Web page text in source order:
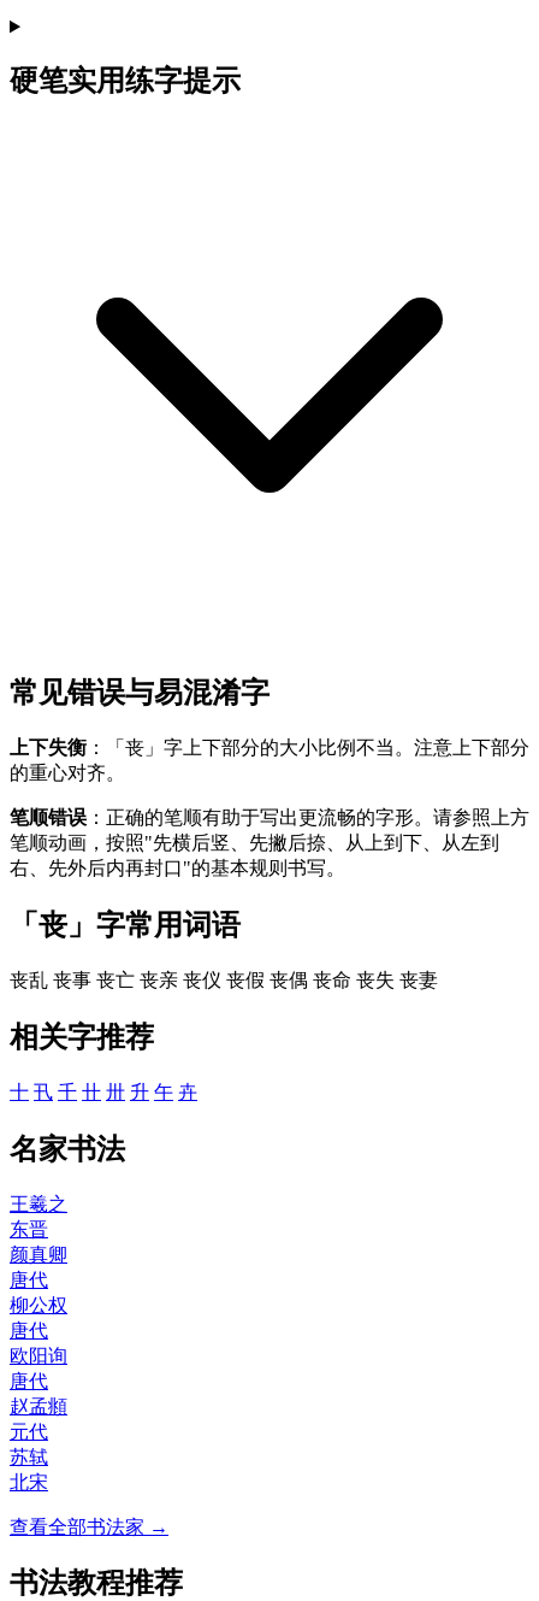
硬笔实用练字提示
常见错误与易混淆字
上下失衡 ：「丧」字上下部分的大小比例不当。注意上下部分
的重心对齐。
笔顺错误 ：正确的笔顺有助于写出更流畅的字形。请参照上方
笔顺动画，按照"先横后竖、先撇后捺、从上到下、从左到
右、先外后内再封口"的基本规则书写。
「丧」字常用词语
丧乱 丧事 丧亡 丧亲 丧仪 丧假 丧偶 丧命 丧失 丧妻
相关字推荐
十 卂 千 卄 卅 升 午 卉
名家书法
王羲之
东晋
颜真卿
唐代
柳公权
唐代
欧阳询
唐代
赵孟頫
元代
苏轼
北宋
查看全部书法家 →
书法教程推荐